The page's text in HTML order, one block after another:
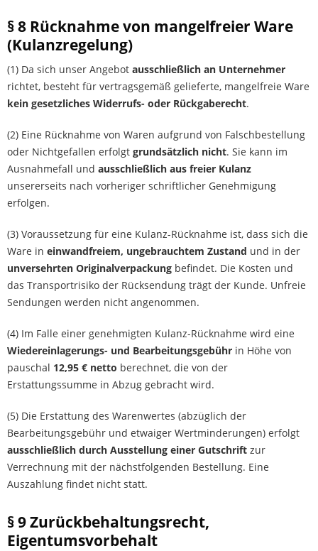
§ 8 Rücknahme von mangelfreier Ware
(Kulanzregelung)
(1) Da sich unser Angebot ausschließlich an Unternehmer
richtet, besteht für vertragsgemäß gelieferte, mangelfreie Ware
kein gesetzliches Widerrufs- oder Rückgaberecht.
(2) Eine Rücknahme von Waren aufgrund von Falschbestellung
oder Nichtgefallen erfolgt grundsätzlich nicht. Sie kann im
Ausnahmefall und ausschließlich aus freier Kulanz
unsererseits nach vorheriger schriftlicher Genehmigung
erfolgen.
(3) Voraussetzung für eine Kulanz-Rücknahme ist, dass sich die
Ware in einwandfreiem, ungebrauchtem Zustand und in der
unversehrten Originalverpackung befindet. Die Kosten und
das Transportrisiko der Rücksendung trägt der Kunde. Unfreie
Sendungen werden nicht angenommen.
(4) Im Falle einer genehmigten Kulanz-Rücknahme wird eine
Wiedereinlagerungs- und Bearbeitungsgebühr in Höhe von
pauschal 12,95 € netto berechnet, die von der
Erstattungssumme in Abzug gebracht wird.
(5) Die Erstattung des Warenwertes (abzüglich der
Bearbeitungsgebühr und etwaiger Wertminderungen) erfolgt
ausschließlich durch Ausstellung einer Gutschrift zur
Verrechnung mit der nächstfolgenden Bestellung. Eine
Auszahlung findet nicht statt.
§ 9 Zurückbehaltungsrecht,
Eigentumsvorbehalt